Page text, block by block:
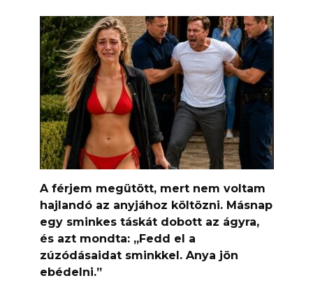
A férjem megütött, mert nem voltam
hajlandó az anyjához költözni. Másnap
egy sminkes táskát dobott az ágyra,
és azt mondta: „Fedd el a
zúzódásaidat sminkkel. Anya jön
ebédelni.”